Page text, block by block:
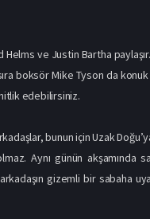
ve Justin Bartha
boksör Mike Tyson da
edebilirsiniz.
bunun için Uzak
Aynı günün akşamında
gizemli bir sabaha